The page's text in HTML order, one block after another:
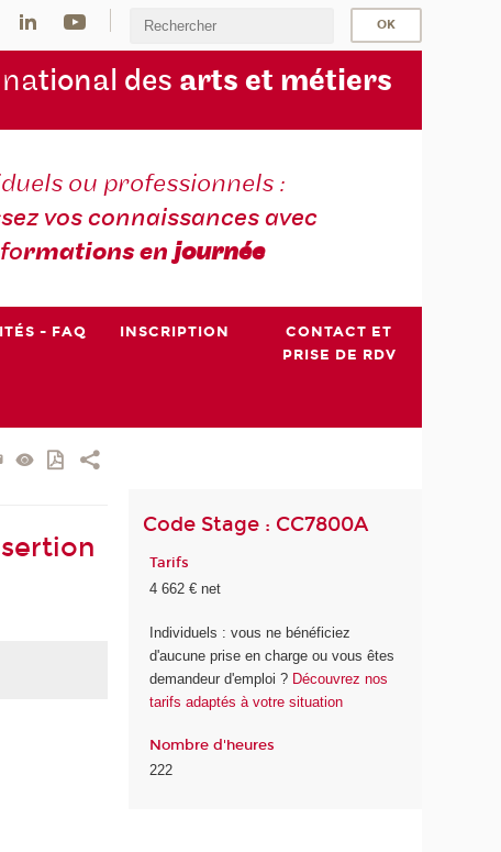
tional des arts et métiers
ou professionnels :
vos connaissances avec
rmations enjournée
- FAQ INSCRIPTION
CONTACT ET
PRISE DE RDV
Code Stage : CC7800A
Tarifs
4 662 € net
Individuels : vous ne bénéficiez
d'aucune prise en charge ou vous êtes
demandeur d'emploi ? Découvrez nos
tarifs adaptés à votre situation
Nombre d'heures
222